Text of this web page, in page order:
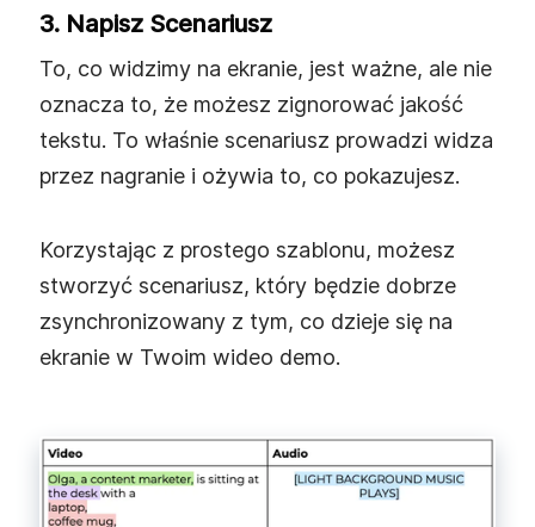
3. Napisz Scenariusz
To, co widzimy na ekranie, jest ważne, ale nie
oznacza to, że możesz zignorować jakość
tekstu. To właśnie scenariusz prowadzi widza
przez nagranie i ożywia to, co pokazujesz.
Korzystając z prostego szablonu, możesz
stworzyć scenariusz, który będzie dobrze
zsynchronizowany z tym, co dzieje się na
ekranie w Twoim wideo demo.